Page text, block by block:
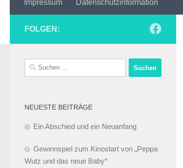
Impressum Datenschutzinformation
FOLGEN:
Suchen
nach:
NEUESTE BEITRÄGE
Ein Abschied und ein Neuanfang
Gewinnspiel zum Kinostart von „Peppa
Wutz und das neue Baby“